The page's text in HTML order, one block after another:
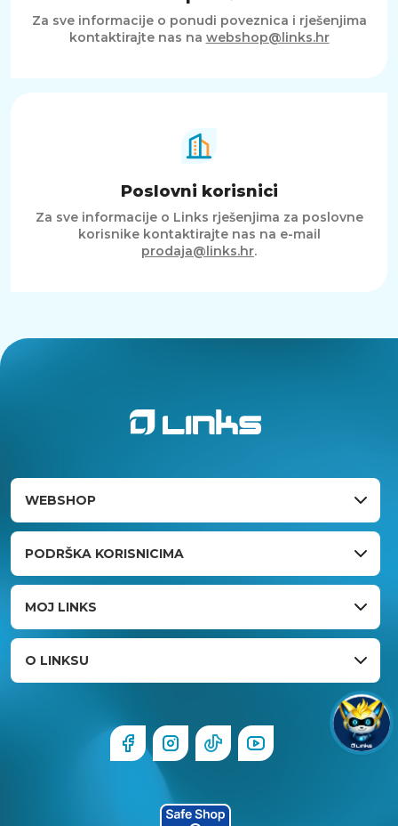
Za sve informacije o ponudi poveznica i rješenjima
kontaktirajte nas na webshop@links.hr
Poslovni korisnici
Za sve informacije o Links rješenjima za poslovne
korisnike kontaktirajte nas na e-mail
prodaja@links.hr.
WEBSHOP
PODRŠKA KORISNICIMA
MOJ LINKS
O LINKSU